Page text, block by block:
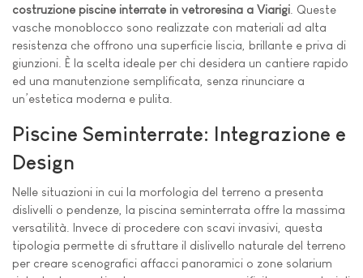
costruzione piscine interrate in vetroresina a Viarigi. Queste
vasche monoblocco sono realizzate con materiali ad alta
resistenza che offrono una superficie liscia, brillante e priva di
giunzioni. È la scelta ideale per chi desidera un cantiere rapido
ed una manutenzione semplificata, senza rinunciare a
un’estetica moderna e pulita.
Piscine Seminterrate: Integrazione e
Design
Nelle situazioni in cui la morfologia del terreno a presenta
dislivelli o pendenze, la piscina seminterrata offre la massima
versatilità. Invece di procedere con scavi invasivi, questa
tipologia permette di sfruttare il dislivello naturale del terreno
per creare scenografici affacci panoramici o zone solarium